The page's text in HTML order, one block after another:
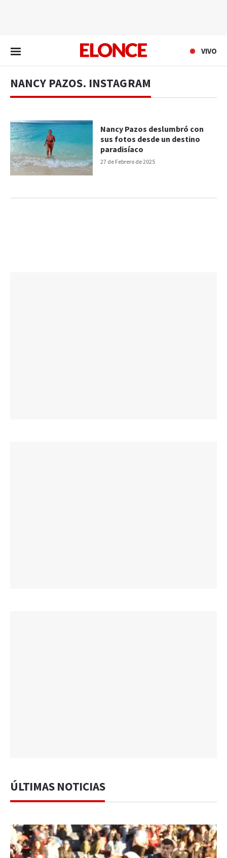
VIVO
NANCY PAZOS. INSTAGRAM
27 de Febrero de 2025
Nancy Pazos deslumbró con
sus fotos desde un destino
paradisíaco
ÚLTIMAS NOTICIAS